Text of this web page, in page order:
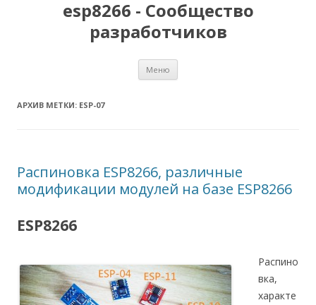
esp8266 - Сообщество
разработчиков
Меню
АРХИВ МЕТКИ: ESP-07
Распиновка ESP8266, различные
модификации модулей на базе ESP8266
ESP8266
Распино
вка,
характе